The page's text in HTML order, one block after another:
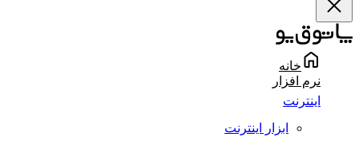
خانه
نرم افزار
اینترنت
ابزار اینترنت